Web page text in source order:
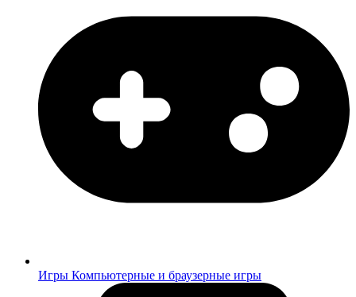
Игры Компьютерные и браузерные игры